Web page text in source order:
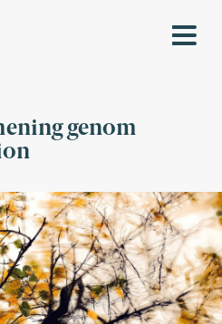
genom